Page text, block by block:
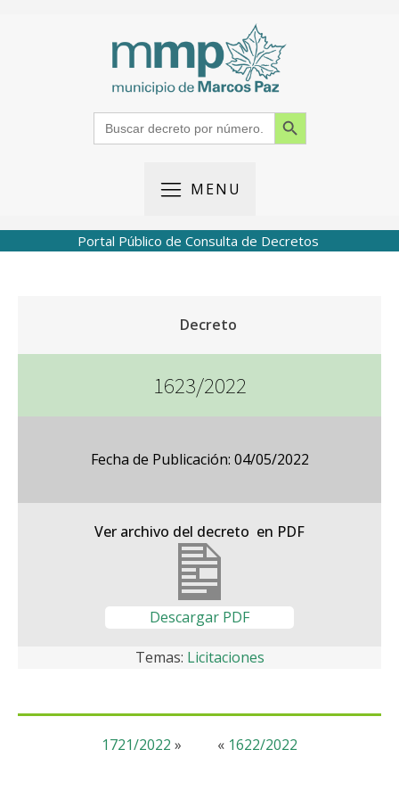
Search
for:
Search Button
MENU
Portal Público de Consulta de Decretos
Decreto
1623/2022
Fecha de Publicación: 04/05/2022
Ver archivo del decreto en PDF
Descargar PDF
Temas: Licitaciones
« 1622/2022
1721/2022 »